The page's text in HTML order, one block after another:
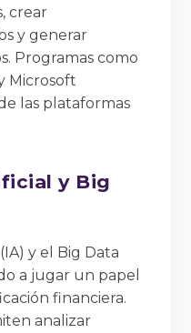
crear
y generar
Programas como
Microsoft
las plataformas
y Big
y el Big Data
a jugar un papel
financiera.
analizar